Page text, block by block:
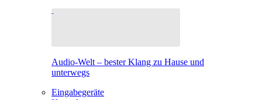
Audio-Welt – bester Klang zu Hause und
unterwegs
Eingabegeräte